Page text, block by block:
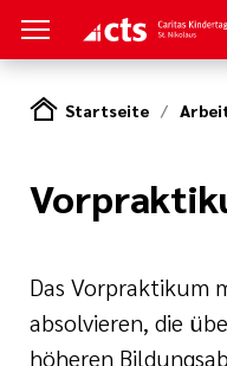
mit Familien
Startseite
Das Vorpraktikum
absolvieren, die
höheren